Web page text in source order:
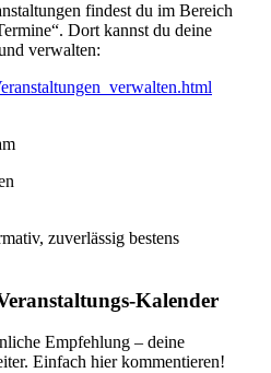
findest du im Bereich
Dort kannst du deine
verwalten:
zuverlässig bestens
Kalender
Empfehlung – deine
Einfach hier kommentieren!